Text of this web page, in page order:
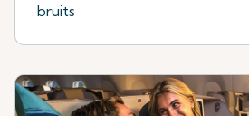
bruits